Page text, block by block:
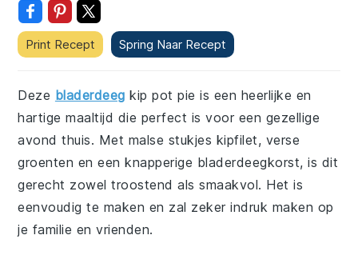
Print Recept Spring Naar Recept
Deze bladerdeeg kip pot pie is een heerlijke en
hartige maaltijd die perfect is voor een gezellige
avond thuis. Met malse stukjes kipfilet, verse
groenten en een knapperige bladerdeegkorst, is dit
gerecht zowel troostend als smaakvol. Het is
eenvoudig te maken en zal zeker indruk maken op
je familie en vrienden.